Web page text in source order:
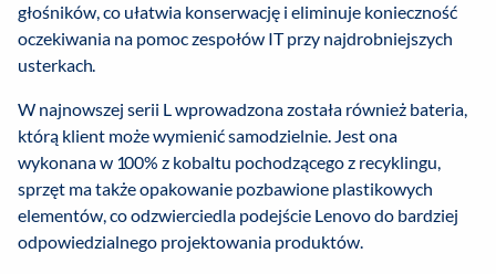
głośników, co ułatwia konserwację i eliminuje konieczność
oczekiwania na pomoc zespołów IT przy najdrobniejszych
usterkach.
W najnowszej serii L wprowadzona została również bateria,
którą klient może wymienić samodzielnie. Jest ona
wykonana w 100% z kobaltu pochodzącego z recyklingu,
sprzęt ma także opakowanie pozbawione plastikowych
elementów, co odzwierciedla podejście Lenovo do bardziej
odpowiedzialnego projektowania produktów.